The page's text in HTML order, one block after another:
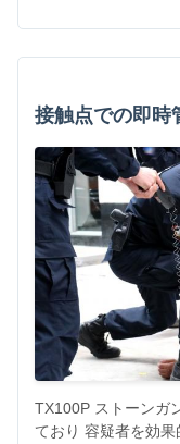
接触点での即時
TX100P ストーンガ
ており 容疑者を効